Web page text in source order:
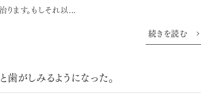
ます。もしそれ以...
続きを読む
がしみるようになった。